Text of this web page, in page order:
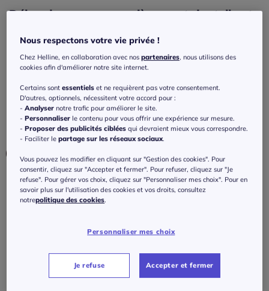
Débardeurs avec empiècement dentelle et
Couleur :écru
Choisir une couleur :
Taille :
Veuillez sélectionner une taille
En stock
Nous respectons votre vie privée !
Chez Helline, en collaboration avec nospartenaires, nous utilisons des
cookies afin d'améliorer notre site internet.
Certains sontessentiels et ne requièrent pas votre consentement.
D'autres, optionnels, nécessitent votre accord pour :
-Analyser notre trafic pour améliorer le site.
-Personnaliser le contenu pour vous offrir une expérience sur mesure.
-Proposer des publicités ciblées qui devraient mieux vous correspondre.
- Faciliter lepartage sur les réseaux sociaux.
Vous pouvez les modifier en cliquant sur "Gestion des cookies". Pour
consentir, cliquez sur "Accepter et fermer". Pour refuser, cliquez sur "Je
refuse". Pour gérer vos choix, cliquez sur "Personnaliser mes choix". Pour en
savoir plus sur l'utilisation des cookies et vos droits, consultez
notrepolitique des cookies.
Personnaliser mes choix
Je refuse Accepter et fermer